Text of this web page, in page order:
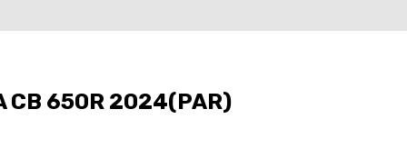
CB 650R 2024(PAR)